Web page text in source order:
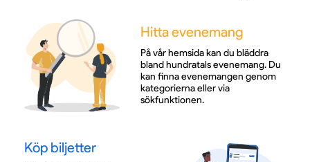
Hitta evenemang
På vår hemsida kan du bläddra
bland hundratals evenemang. Du
kan finna evenemangen genom
kategorierna eller via
sökfunktionen.
Köp biljetter